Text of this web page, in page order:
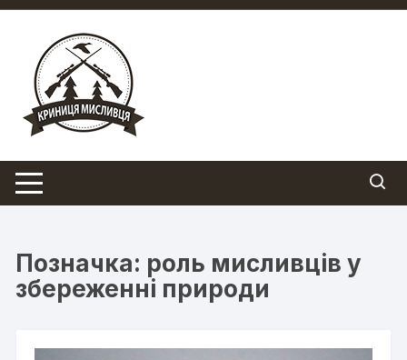
Перейти
вмісту
Позначка: роль мисливців у
збереженні природи